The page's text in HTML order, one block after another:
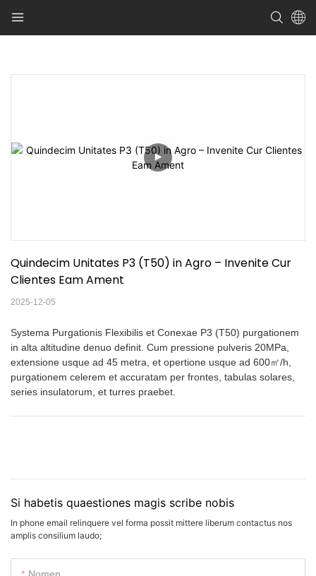
Quindecim Unitates P3 (T50) in Agro – Invenite Cur
Clientes Eam Ament
2025-12-05
Systema Purgationis Flexibilis et Conexae P3 (T50) purgationem
in alta altitudine denuo definit. Cum pressione pulveris 20MPa,
extensione usque ad 45 metra, et opertione usque ad 600㎡/h,
purgationem celerem et accuratam per frontes, tabulas solares,
series insulatorum, et turres praebet.
Si habetis quaestiones magis scribe nobis
In phone email relinquere vel forma possit mittere liberum contactus nos
amplis consilium laudo;
Nomen